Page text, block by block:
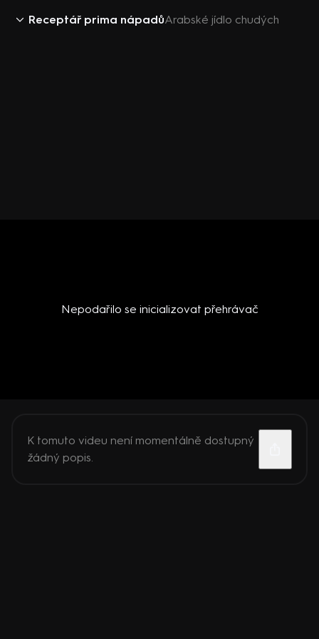
Receptář prima nápadůArabské jídlo chudých
Nepodařilo se inicializovat přehrávač
K tomuto videu není momentálně dostupný
žádný popis.